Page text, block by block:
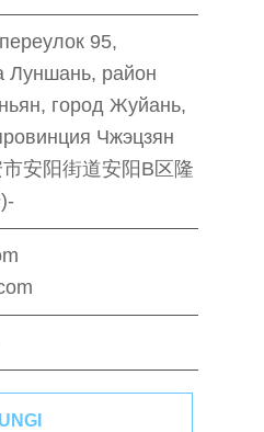
95,
Луншань, район
город Жуйань,
Чжэцзян
安阳街道安阳B区隆